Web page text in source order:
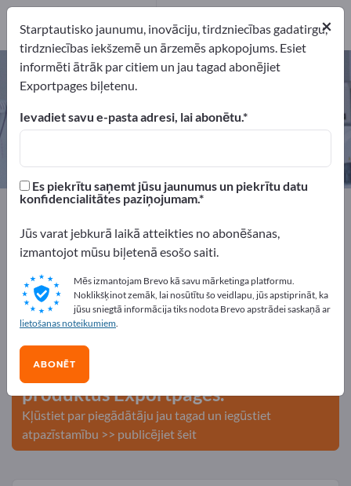
Medicīnas sūkņi – atrodiet
ražotājus un piegādātājus
2
Ražotājs
Exportpages
Medicīna un laboratorija
Medizinische Instrumente
Medicīnas sūkņi
Reklāmējieties bez maksas
Exportpages!
Pieprasījumi – Piedāvājumi – Lietotas preces – Biznesa
Publicējiet savu uzņēmumu un
produktus Exportpages.
Kļūstiet par piegādātāju jau tagad un iegūstiet
atpazīstamību >> publicējiet šeit
×
Starptautisko jaunumu, inovāciju, tirdzniecības gadatirgu,
tirdzniecības iekšzemē un ārzemēs apkopojums. Esiet
informēti ātrāk par citiem un jau tagad abonējiet
Exportpages biļetenu.
Ievadiet savu e-pasta adresi, lai abonētu.
Es piekrītu saņemt jūsu jaunumus un piekrītu datu
konfidencialitātes paziņojumam.
Jūs varat jebkurā laikā atteikties no abonēšanas,
izmantojot mūsu biļetenā esošo saiti.
Mēs izmantojam Brevo kā savu mārketinga platformu.
Noklikšķinot zemāk, lai nosūtītu šo veidlapu, jūs apstiprināt, ka
jūsu sniegtā informācija tiks nodota Brevo apstrādei saskaņā ar
lietošanas noteikumiem.
ABONĒT